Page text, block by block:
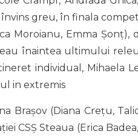
greu, în finala
Moroianu, Emma Șonț),
înaintea ultimului
individual, Mihaela
in extremis
Brașov (Diana Crețu,
CSȘ Steaua (Erica